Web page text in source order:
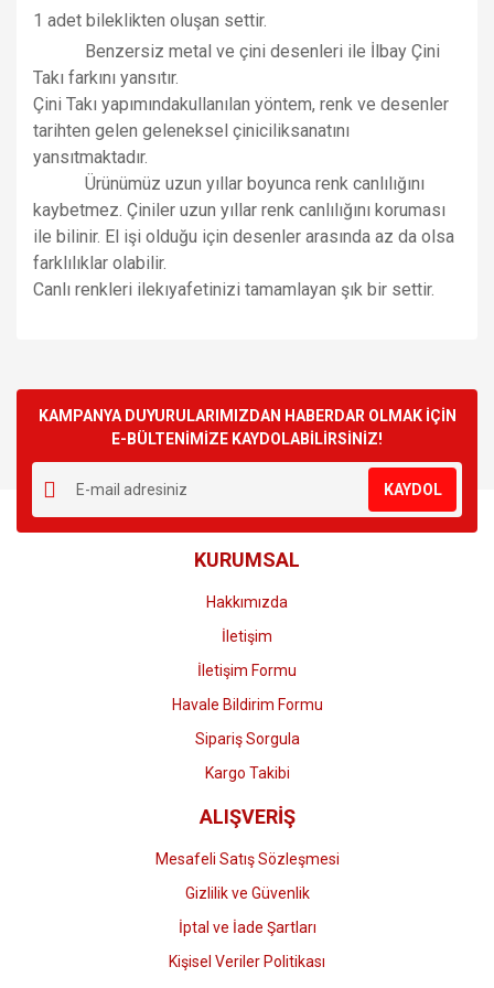
1 adet bileklikten oluşan settir.
Benzersiz metal ve çini desenleri ile İlbayÇini
Takı farkını yansıtır.
Çini Takı yapımındakullanılan yöntem, renk ve desenler
tarihten gelen geleneksel çiniciliksanatını
yansıtmaktadır.
Ürünümüz uzun yıllar boyunca renk canlılığını
kaybetmez. Çiniler uzun yıllar renk canlılığını koruması
ile bilinir. El işi olduğu için desenler arasında az da olsa
farklılıklar olabilir.
Canlı renkleri ilekıyafetinizi tamamlayan şık bir settir.
Yorum Yaz
Ürün açıklamasında eksik bilgiler bulunuyor.
KAMPANYA DUYURULARIMIZDAN HABERDAR OLMAK İÇİN
E-BÜLTENİMİZE KAYDOLABİLİRSİNİZ!
KAYDOL
KURUMSAL
Hakkımızda
İletişim
İletişim Formu
Havale Bildirim Formu
Sipariş Sorgula
Kargo Takibi
ALIŞVERİŞ
Mesafeli Satış Sözleşmesi
Gizlilik ve Güvenlik
İptal ve İade Şartları
Kişisel Veriler Politikası